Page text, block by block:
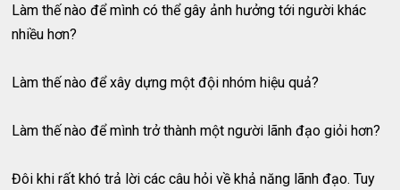
Làm thế nào để mình có thể gây ảnh hưởng tới người khác
nhiều hơn?
Làm thế nào để xây dựng một đội nhóm hiệu quả?
Làm thế nào để mình trở thành một người lãnh đạo giỏi hơn?
Đôi khi rất khó trả lời các câu hỏi về khả năng lãnh đạo. Tuy